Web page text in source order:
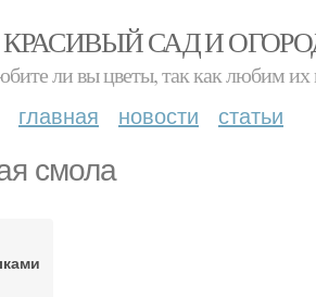
КРАСИВЫЙ САД И
ли вы цветы, так как любим
главная новости статьи
смола